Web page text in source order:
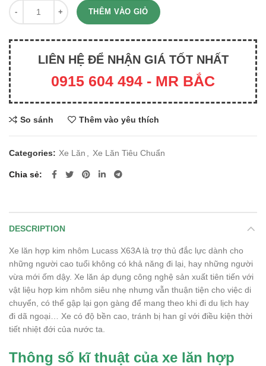
Quantity
THÊM VÀO GIỎ
LIÊN HỆ ĐỂ NHẬN GIÁ TỐT NHẤT
0915 604 494 - MR BẮC
So sánh Thêm vào yêu thích
Categories: Xe Lăn Xe Lăn Tiêu Chuẩn
Chia sẻ
DESCRIPTION
Xe lăn hợp kim nhôm Lucass X63A là trợ thủ đắc lực dành cho
những người cao tuổi không có khả năng đi lại, hay những người
vừa mới ốm dậy. Xe lăn áp dụng công nghệ sản xuất tiên tiến với
vật liệu hợp kim nhôm siêu nhẹ nhưng vẫn thuận tiện cho việc di
chuyển, có thể gập lại gọn gàng để mang theo khi đi du lịch hay
đi dã ngoại… Xe có độ bền cao, tránh bị han gỉ với điều kiện thời
tiết nhiệt đới của nước ta.
Thông số kĩ thuật của xe lăn hợp